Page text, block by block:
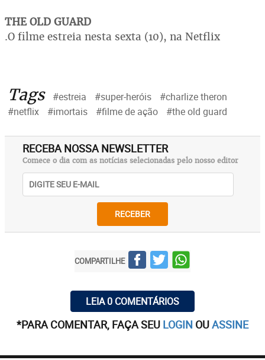
THE OLD GUARD
.O filme estreia nesta sexta (10), na Netflix
Tags #estreia #super-heróis
#charlize theron
#netflix
#imortais #filme de ação #the old guard
RECEBA NOSSA NEWSLETTER
Comece o dia com as notícias selecionadas pelo nosso editor
RECEBER
COMPARTILHE
LEIA 0 COMENTÁRIOS
*PARA COMENTAR, FAÇA SEU LOGIN OUASSINE